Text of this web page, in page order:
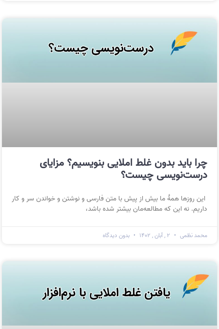
چرا باید بدون غلط املایی بنویسیم؟ مزایای
درست‌نویسی چیست؟
این روز‌ها همهٔ ما بیش از پیش با متن فارسی و نوشتن و خواندن سر و کار
داریم. نه این که مطالعه‌مان بیشتر شده باشد،
محمد نظمی بدون دیدگاه